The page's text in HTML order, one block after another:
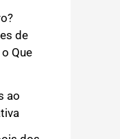
de
Que
ao